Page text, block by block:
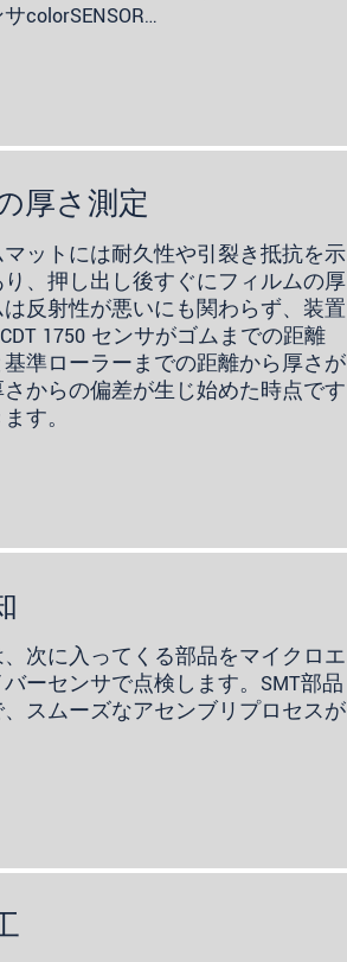
colorSENSOR…
厚さ測定
ットには耐久性や引裂き抵抗を示
、押し出し後すぐにフィルムの厚
反射性が悪いにも関わらず、装置
1750 センサがゴムまでの距離
準ローラーまでの距離から厚さが
からの偏差が生じ始めた時点です
す。
次に入ってくる部品をマイクロエ
ーセンサで点検します。SMT部品
スムーズなアセンブリプロセスが